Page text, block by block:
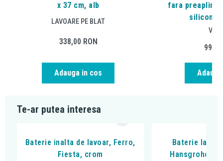
x 37 cm, alb
LAVOARE PE BLAT
338,00 RON
Adauga in cos
fara preaplin,
silicon,
Te-ar putea interesa
Baterie inalta de lavoar, Ferro,
Fiesta, crom
Baterie
Hansgrohe,